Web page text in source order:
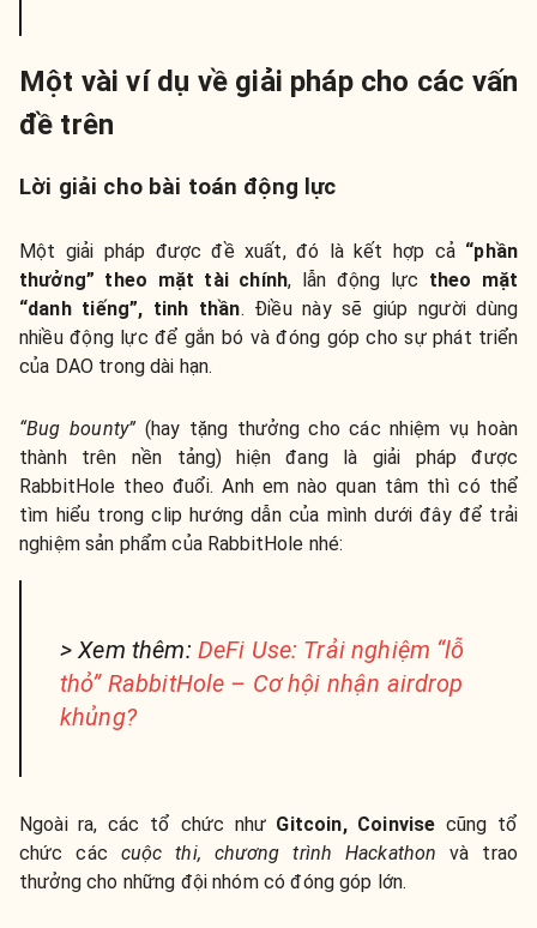
Một vài ví dụ về giải pháp cho các vấn
đề trên
Lời giải cho bài toán động lực
Một giải pháp được đề xuất, đó là kết hợp cả “phần
thưởng” theo mặt tài chính, lẫn động lực theo mặt
“danh tiếng”, tinh thần. Điều này sẽ giúp người dùng
nhiều động lực để gắn bó và đóng góp cho sự phát triển
của DAO trong dài hạn.
“Bug bounty” (hay tặng thưởng cho các nhiệm vụ hoàn
thành trên nền tảng) hiện đang là giải pháp được
RabbitHole theo đuổi. Anh em nào quan tâm thì có thể
tìm hiểu trong clip hướng dẫn của mình dưới đây để trải
nghiệm sản phẩm của RabbitHole nhé:
> Xem thêm: DeFi Use: Trải nghiệm “lỗ
thỏ” RabbitHole – Cơ hội nhận airdrop
khủng?
Ngoài ra, các tổ chức như Gitcoin, Coinvise cũng tổ
chức các cuộc thi, chương trình Hackathon và trao
thưởng cho những đội nhóm có đóng góp lớn.